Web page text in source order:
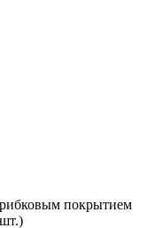
покрытием